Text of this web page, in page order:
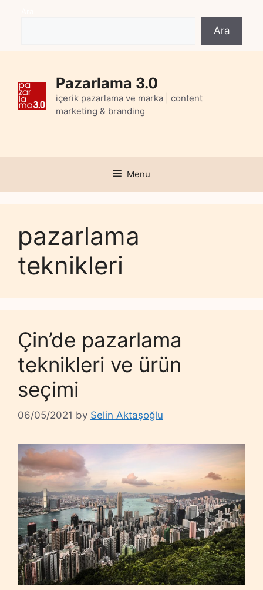
Ara
Pazarlama 3.0
içerik pazarlama ve marka | content
marketing & branding
Menu
pazarlama
teknikleri
Çin’de pazarlama
teknikleri ve ürün
seçimi
06/05/2021 by Selin Aktaşoğlu